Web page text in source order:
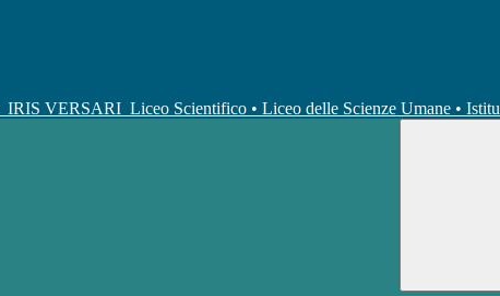
IRIS VERSARI Liceo Scientifico • Liceo delle Scienze Umane •